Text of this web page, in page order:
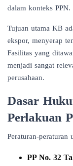
dalam konteks PPN.
Tujuan utama KB
ekspor, menyerap
Fasilitas yang
menjadi sangat
perusahaan.
Dasar
Perlakuan
Peraturan-
PP No. 32